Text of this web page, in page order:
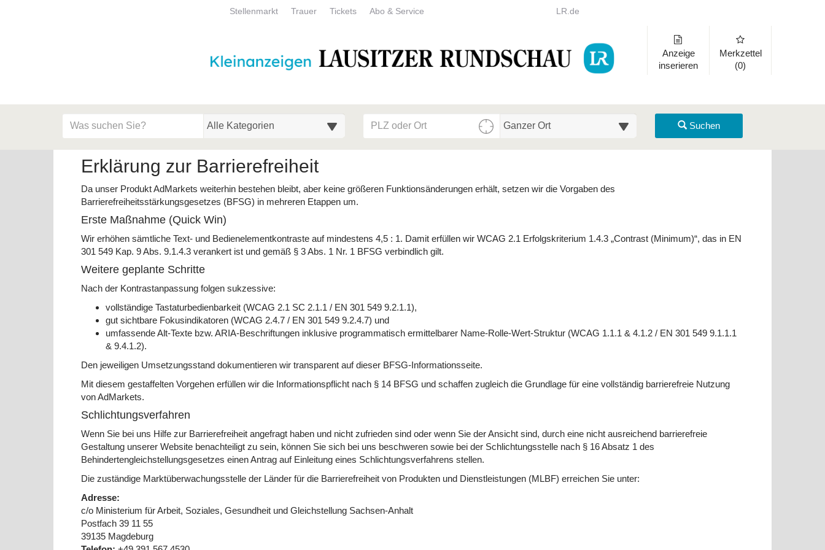
Stellenmarkt Trauer Tickets Abo & Service LR.de
Anzeige
inserieren
Merkzettel
(0)
Suchbegriff
Alle Kategorien PLZ/Ort Umgebungssuche (km)
Suchen
Informationsseite
Erklärung zur Barrierefreiheit
Da unser Produkt AdMarkets weiterhin bestehen bleibt, aber keine größeren Funktionsänderungen erhält, setzen wir die Vorgaben des
Barrierefreiheitsstärkungsgesetzes (BFSG) in mehreren Etappen um.
Erste Maßnahme (Quick Win)
Wir erhöhen sämtliche Text- und Bedienelementkontraste auf mindestens 4,5 : 1. Damit erfüllen wir WCAG 2.1 Erfolgskriterium 1.4.3 „Contrast (Minimum)“, das in EN
301 549 Kap. 9 Abs. 9.1.4.3 verankert ist und gemäß § 3 Abs. 1 Nr. 1 BFSG verbindlich gilt.
Weitere geplante Schritte
Nach der Kontrastanpassung folgen sukzessive:
vollständige Tastaturbedienbarkeit (WCAG 2.1 SC 2.1.1 / EN 301 549 9.2.1.1),
gut sichtbare Fokusindikatoren (WCAG 2.4.7 / EN 301 549 9.2.4.7) und
umfassende Alt-Texte bzw. ARIA-Beschriftungen inklusive programmatisch ermittelbarer Name-Rolle-Wert-Struktur (WCAG 1.1.1 & 4.1.2 / EN 301 549 9.1.1.1
& 9.4.1.2).
Den jeweiligen Umsetzungsstand dokumentieren wir transparent auf dieser BFSG-Informationsseite.
Mit diesem gestaffelten Vorgehen erfüllen wir die Informationspflicht nach § 14 BFSG und schaffen zugleich die Grundlage für eine vollständig barrierefreie Nutzung
von AdMarkets.
Schlichtungsverfahren
Wenn Sie bei uns Hilfe zur Barrierefreiheit angefragt haben und nicht zufrieden sind oder wenn Sie der Ansicht sind, durch eine nicht ausreichend barrierefreie
Gestaltung unserer Website benachteiligt zu sein, können Sie sich bei uns beschweren sowie bei der Schlichtungsstelle nach § 16 Absatz 1 des
Behindertengleichstellungsgesetzes einen Antrag auf Einleitung eines Schlichtungsverfahrens stellen.
Die zuständige Marktüberwachungsstelle der Länder für die Barrierefreiheit von Produkten und Dienstleistungen (MLBF) erreichen Sie unter:
Adresse:
c/o Ministerium für Arbeit, Soziales, Gesundheit und Gleichstellung Sachsen-Anhalt
Postfach 39 11 55
39135 Magdeburg